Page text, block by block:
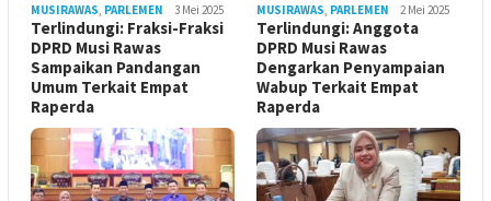
MUSIRAWAS PARLEMEN 3 Mei 2025
Terlindungi: Fraksi-Fraksi
DPRD Musi Rawas
Sampaikan Pandangan
Umum Terkait Empat
Raperda
MUSIRAWAS PARLEMEN 2 Mei 2025
Terlindungi: Anggota
DPRD Musi Rawas
Dengarkan Penyampaian
Wabup Terkait Empat
Raperda